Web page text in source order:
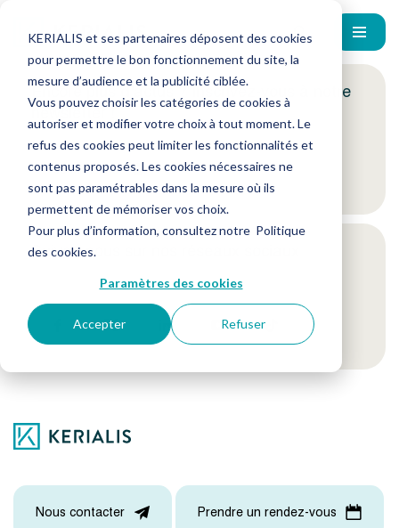
KERIALIS et ses partenaires déposent des cookies
pour permettre le bon fonctionnement du site, la
mesure d’audience et la publicité ciblée.
Vous pouvez choisir les catégories de cookies à
autoriser et modifier votre choix à tout moment. Le
refus des cookies peut limiter les fonctionnalités et
contenus proposés. Les cookies nécessaires ne
sont pas paramétrables dans la mesure où ils
permettent de mémoriser vos choix.
Pour plus d’information, consultez notre Politique
des cookies.
Paramètres des cookies
Accepter Refuser
Encore plus d'actus ? Inscrivez-vous à notre
newsletter !
Je m'inscris
Suivez-nous sur nos réseaux sociaux
Nous contacter Prendre un rendez-vous